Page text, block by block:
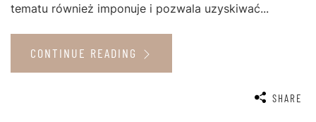
tematu również imponuje i pozwala uzyskiwać...
CONTINUE READING
SHARE